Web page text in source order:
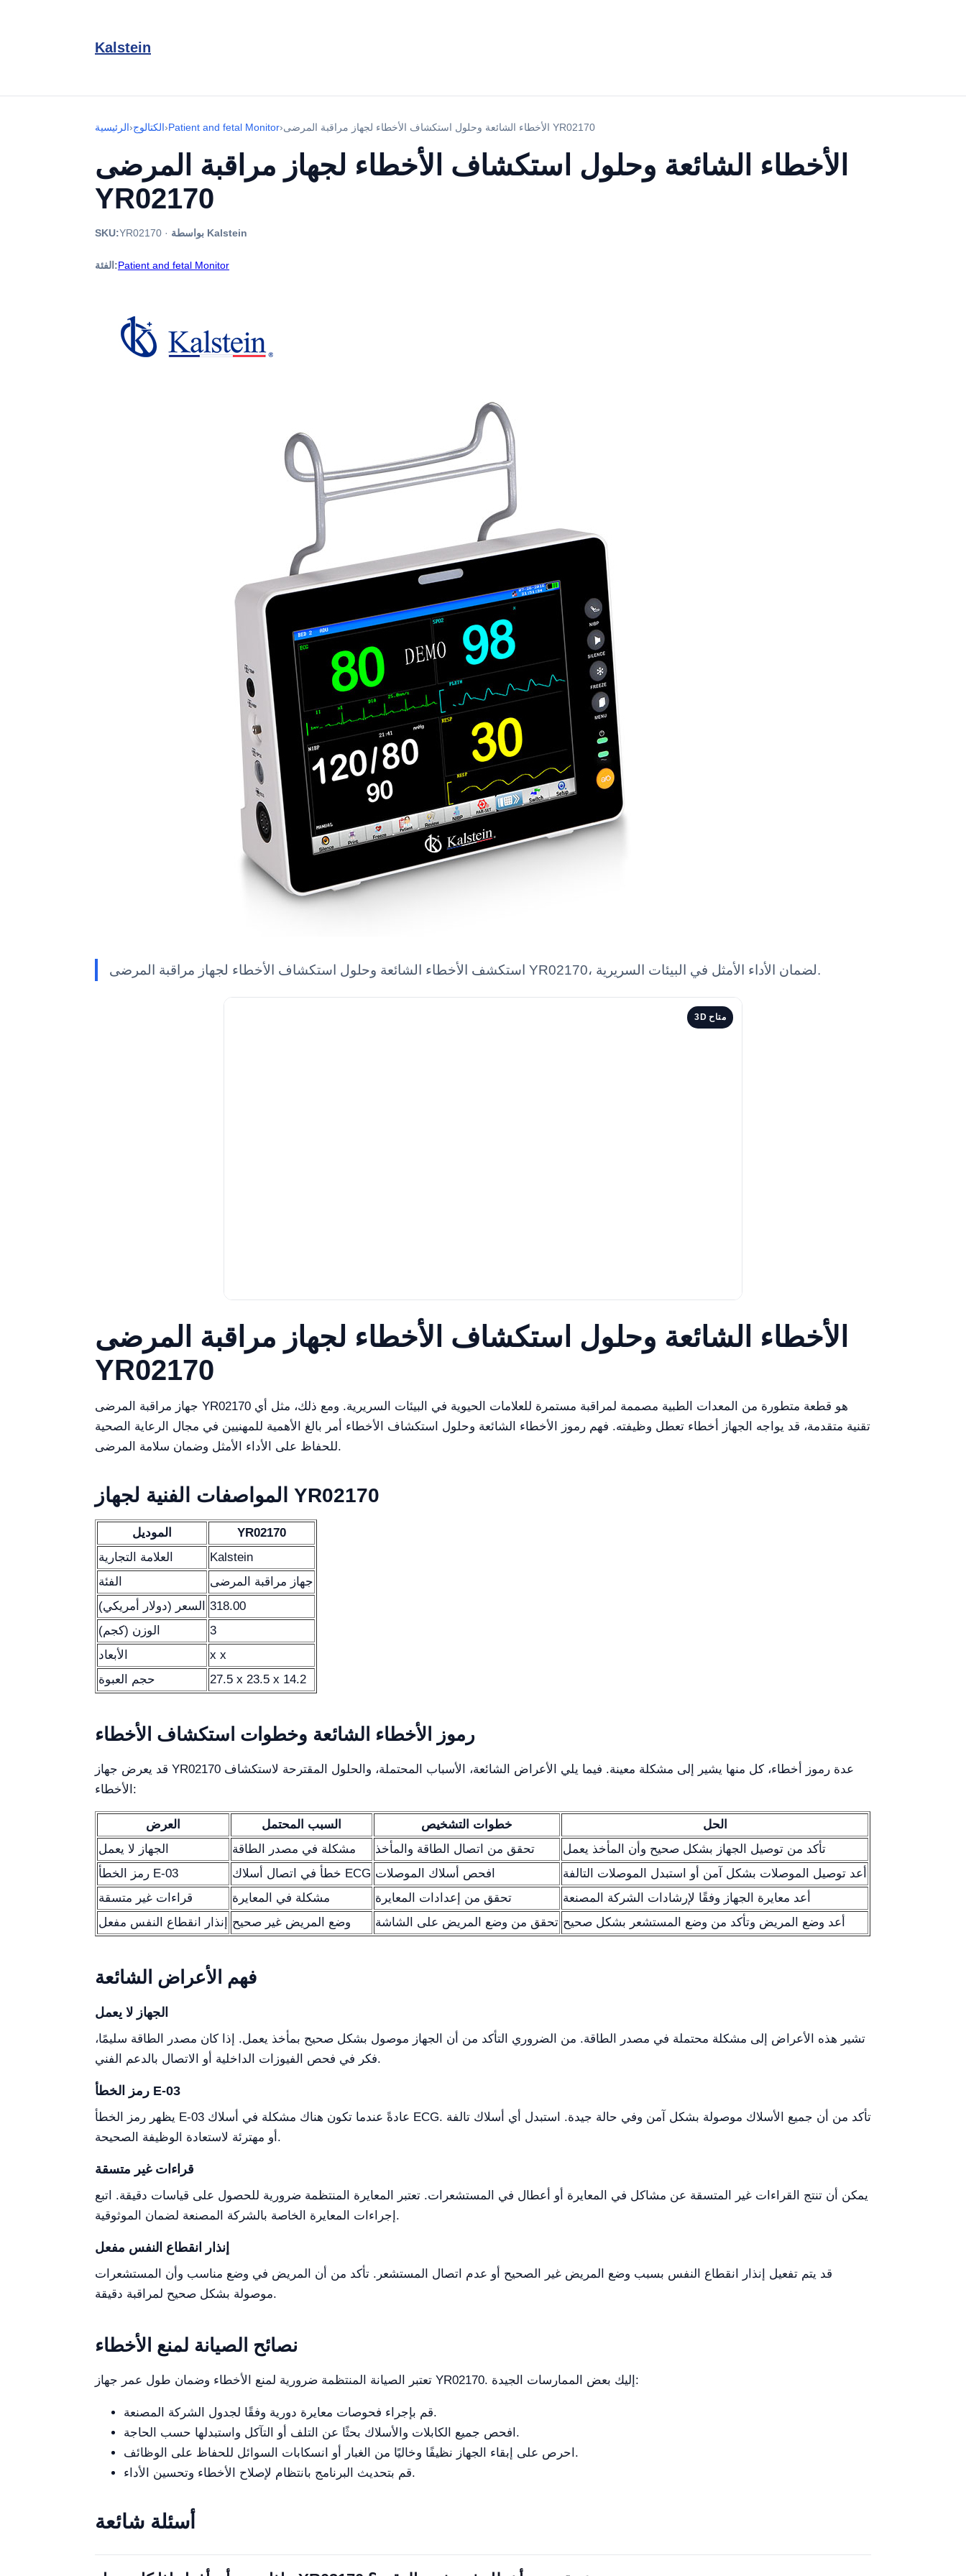
Kalstein
الرئيسية›الكتالوج›Patient and fetal Monitor› الأخطاء الشائعة وحلول استكشاف الأخطاء لجهاز مراقبة المرضى YR02170
الأخطاء الشائعة وحلول استكشاف الأخطاء لجهاز مراقبة المرضى
YR02170
SKU:YR02170 · بواسطة Kalstein
الفئة:Patient and fetal Monitor
استكشف الأخطاء الشائعة وحلول استكشاف الأخطاء لجهاز مراقبة المرضى YR02170، لضمان الأداء الأمثل في البيئات السريرية.
3D متاح
الأخطاء الشائعة وحلول استكشاف الأخطاء لجهاز مراقبة المرضى
YR02170
جهاز مراقبة المرضى YR02170 هو قطعة متطورة من المعدات الطبية مصممة لمراقبة مستمرة للعلامات الحيوية في البيئات السريرية. ومع ذلك، مثل أي
تقنية متقدمة، قد يواجه الجهاز أخطاء تعطل وظيفته. فهم رموز الأخطاء الشائعة وحلول استكشاف الأخطاء أمر بالغ الأهمية للمهنيين في مجال الرعاية الصحية
للحفاظ على الأداء الأمثل وضمان سلامة المرضى.
المواصفات الفنية لجهاز YR02170
الموديل
YR02170
العلامة التجارية
Kalstein
الفئة
جهاز مراقبة المرضى
السعر (دولار أمريكي)
318.00
الوزن (كجم)
3
الأبعاد
x x
حجم العبوة
27.5 x 23.5 x 14.2
رموز الأخطاء الشائعة وخطوات استكشاف الأخطاء
قد يعرض جهاز YR02170 عدة رموز أخطاء، كل منها يشير إلى مشكلة معينة. فيما يلي الأعراض الشائعة، الأسباب المحتملة، والحلول المقترحة لاستكشاف
الأخطاء:
العرض السبب المحتمل خطوات التشخيص
الحل
الجهاز لا يعمل
مشكلة في مصدر الطاقة تحقق من اتصال الطاقة والمأخذ
تأكد من توصيل الجهاز بشكل صحيح وأن المأخذ يعمل
رمز الخطأ E-03
خطأ في اتصال أسلاك ECG افحص أسلاك الموصلات
أعد توصيل الموصلات بشكل آمن أو استبدل الموصلات التالفة
قراءات غير متسقة
مشكلة في المعايرة تحقق من إعدادات المعايرة
أعد معايرة الجهاز وفقًا لإرشادات الشركة المصنعة
إنذار انقطاع النفس مفعل
وضع المريض غير صحيح تحقق من وضع المريض على الشاشة أعد وضع المريض وتأكد من وضع المستشعر بشكل صحيح
فهم الأعراض الشائعة
الجهاز لا يعمل
تشير هذه الأعراض إلى مشكلة محتملة في مصدر الطاقة. من الضروري التأكد من أن الجهاز موصول بشكل صحيح بمأخذ يعمل. إذا كان مصدر الطاقة سليمًا،
فكر في فحص الفيوزات الداخلية أو الاتصال بالدعم الفني.
رمز الخطأ E-03
يظهر رمز الخطأ E-03 عادةً عندما تكون هناك مشكلة في أسلاك ECG. تأكد من أن جميع الأسلاك موصولة بشكل آمن وفي حالة جيدة. استبدل أي أسلاك تالفة
أو مهترئة لاستعادة الوظيفة الصحيحة.
قراءات غير متسقة
يمكن أن تنتج القراءات غير المتسقة عن مشاكل في المعايرة أو أعطال في المستشعرات. تعتبر المعايرة المنتظمة ضرورية للحصول على قياسات دقيقة. اتبع
إجراءات المعايرة الخاصة بالشركة المصنعة لضمان الموثوقية.
إنذار انقطاع النفس مفعل
قد يتم تفعيل إنذار انقطاع النفس بسبب وضع المريض غير الصحيح أو عدم اتصال المستشعر. تأكد من أن المريض في وضع مناسب وأن المستشعرات
موصولة بشكل صحيح لمراقبة دقيقة.
نصائح الصيانة لمنع الأخطاء
تعتبر الصيانة المنتظمة ضرورية لمنع الأخطاء وضمان طول عمر جهاز YR02170. إليك بعض الممارسات الجيدة:
قم بإجراء فحوصات معايرة دورية وفقًا لجدول الشركة المصنعة.
افحص جميع الكابلات والأسلاك بحثًا عن التلف أو التآكل واستبدلها حسب الحاجة.
احرص على إبقاء الجهاز نظيفًا وخاليًا من الغبار أو انسكابات السوائل للحفاظ على الوظائف.
قم بتحديث البرنامج بانتظام لإصلاح الأخطاء وتحسين الأداء.
أسئلة شائعة